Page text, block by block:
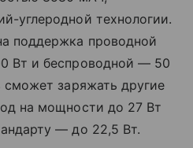
углеродной технологии.
поддержка проводной
Вт и беспроводной — 50
заряжать другие
на мощности до 27 Вт
— до 22,5 Вт.